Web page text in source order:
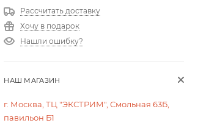
Рассчитать доставку
Хочу в подарок
Нашли ошибку?
НАШ МАГАЗИН
г. Москва, ТЦ "ЭКСТРИМ", Смольная 63Б,
павильон Б1